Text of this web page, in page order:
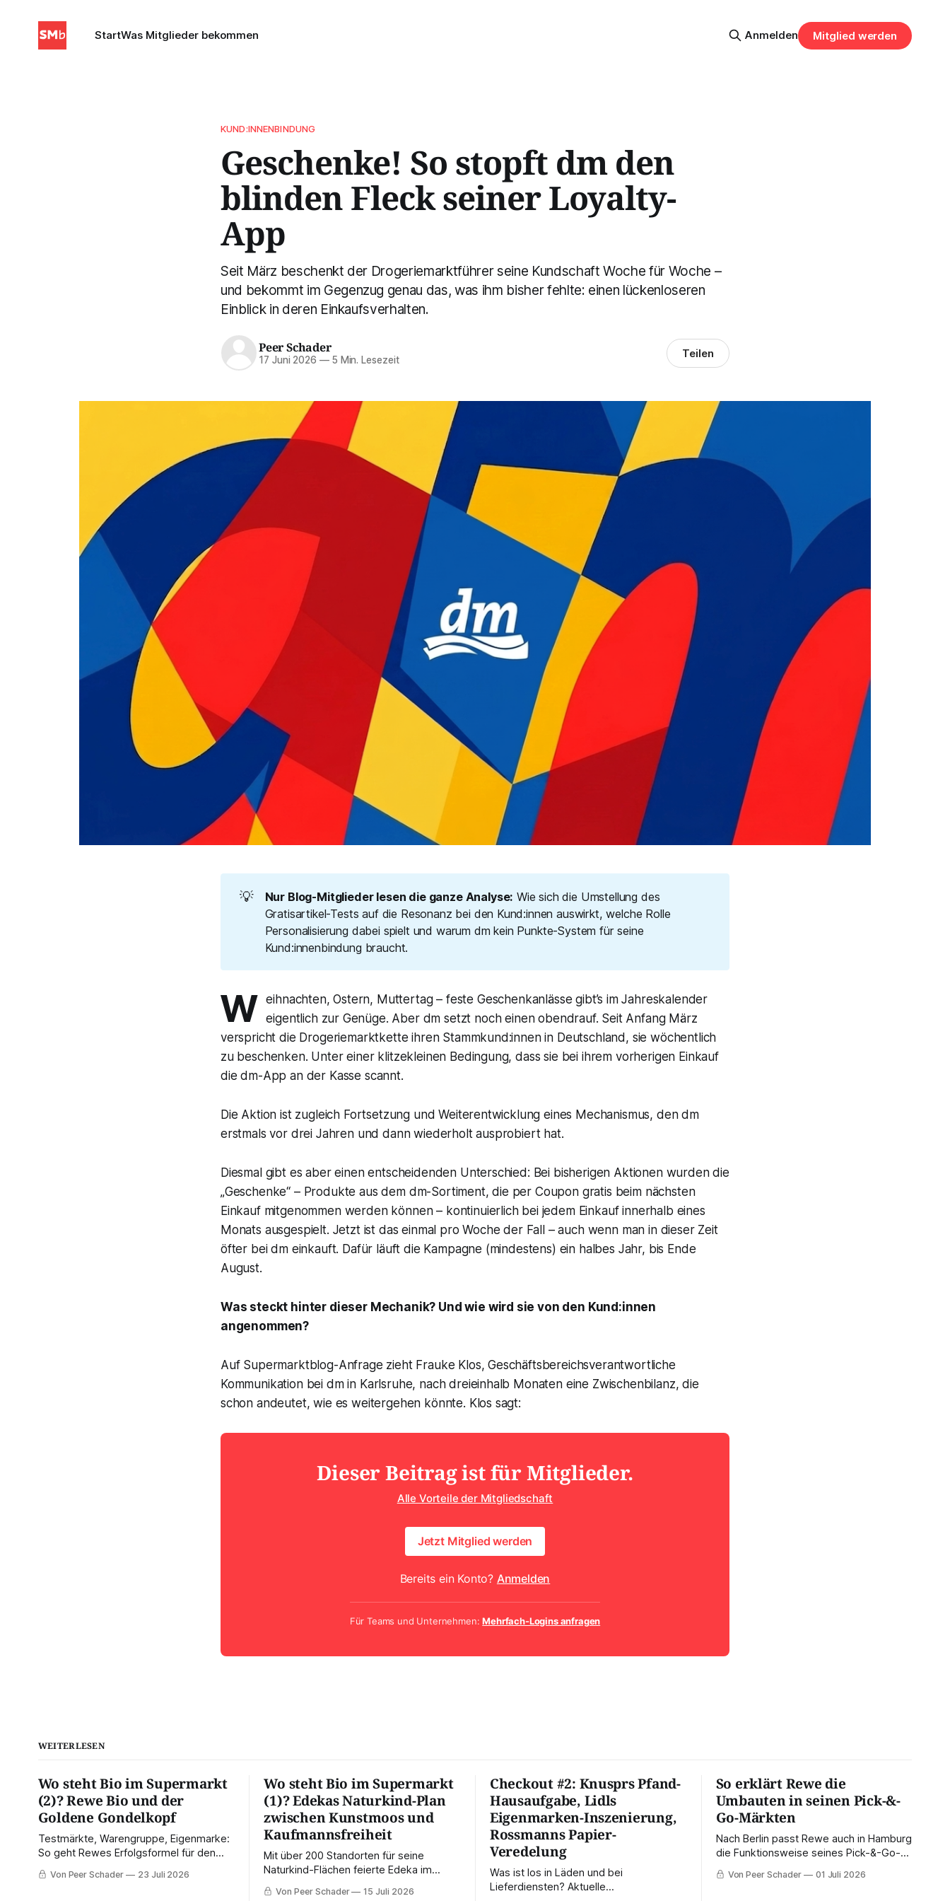
StartWas Mitglieder bekommen Anmelden Mitglied werden
KUND:INNENBINDUNG
Geschenke! So stopft dm den
blinden Fleck seiner Loyalty-
App
Seit März beschenkt der Drogeriemarktführer seine Kundschaft Woche für Woche –
und bekommt im Gegenzug genau das, was ihm bisher fehlte: einen lückenloseren
Einblick in deren Einkaufsverhalten.
Peer Schader
17 Juni 2026 —5 Min. Lesezeit Teilen
💡 Nur Blog-Mitglieder lesen die ganze Analyse: Wie sich die Umstellung des
Gratisartikel-Tests auf die Resonanz bei den Kund:innen auswirkt, welche Rolle
Personalisierung dabei spielt und warum dm kein Punkte-System für seine
Kund:innenbindung braucht.
W eihnachten, Ostern, Muttertag – feste Geschenkanlässe gibt’s im Jahreskalender
eigentlich zur Genüge. Aber dm setzt noch einen obendrauf. Seit Anfang März
verspricht die Drogeriemarktkette ihren Stammkund:innen in Deutschland, siewöchentlich
zu beschenken. Unter einer klitzekleinen Bedingung, dass sie bei ihrem vorherigen Einkauf
die dm-App an der Kasse scannt.
Die Aktion ist zugleich Fortsetzung und Weiterentwicklung eines Mechanismus, den dm
erstmals vor drei Jahren und dann wiederholt ausprobiert hat.
Diesmal gibt es aber einen entscheidenden Unterschied: Bei bisherigen Aktionen wurden die
„Geschenke“ – Produkte aus dem dm-Sortiment, die per Coupon gratis beim nächsten
Einkauf mitgenommen werden können – kontinuierlich bei jedem Einkauf innerhalb eines
Monats ausgespielt. Jetzt ist daseinmal pro Woche der Fall – auch wenn man in dieser Zeit
öfter bei dm einkauft. Dafür läuft die Kampagne (mindestens) ein halbes Jahr, bis Ende
August.
Was steckt hinter dieser Mechanik? Und wie wird sie von den Kund:innen
angenommen?
Auf Supermarktblog-Anfrage zieht Frauke Klos, Geschäftsbereichsverantwortliche
Kommunikation bei dm in Karlsruhe, nach dreieinhalb Monaten eine Zwischenbilanz, die
schon andeutet, wie es weitergehen könnte. Klos sagt:
Dieser Beitrag ist für Mitglieder.
Alle Vorteile der Mitgliedschaft
Jetzt Mitglied werden
Bereits ein Konto? Anmelden
Für Teams und Unternehmen:Mehrfach-Logins anfragen
WEITERLESEN
Wo steht Bio im Supermarkt
(2)? Rewe Bio und der
Goldene Gondelkopf
Testmärkte, Warengruppe, Eigenmarke:
So geht Rewes Erfolgsformel für den
Bio-Mainstream. An manchen Standorten
rammt der Händler die hart erarbeitete
Von Peer Schader 23 Juli 2026
Wo steht Bio im Supermarkt
(1)? Edekas Naturkind-Plan
zwischen Kunstmoos und
Kaufmannsfreiheit
Mit über 200 Standorten für seine
Naturkind-Flächen feierte Edeka im
Frühjahr einen „Meilenstein“ des Bio-
Konzepts. Doch die Einkaufspraxis zeigt:
Von Peer Schader 15 Juli 2026
Checkout #2: Knusprs Pfand-
Hausaufgabe, Lidls
Eigenmarken-Inszenierung,
Rossmanns Papier-
Veredelung
Was ist los in Läden und bei
Lieferdiensten? Aktuelle
So erklärt Rewe die
Umbauten in seinen Pick-&-
Go-Märkten
Nach Berlin passt Rewe auch in Hamburg
die Funktionsweise seines Pick-&-Go-
Konzepts an. Was sich bei Obst und
Gemüse und am Auslass ändert – und
Von Peer Schader 01 Juli 2026